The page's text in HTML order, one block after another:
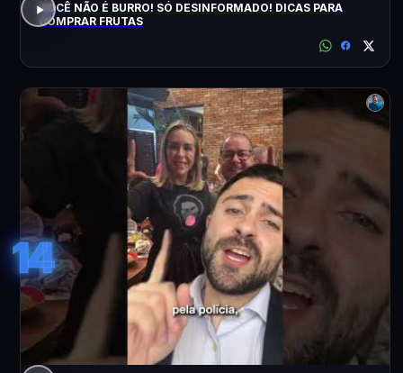
VOCÊ NÃO É BURRO! SÓ DESINFORMADO! DICAS PARA
COMPRAR FRUTAS
14